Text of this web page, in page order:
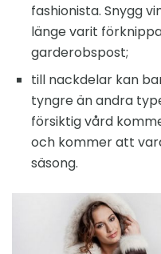
fashionista. Snygg
länge varit
garderobspost;
till nackdelar kan
tyngre än andra
försiktig vård
och kommer att
säsong.